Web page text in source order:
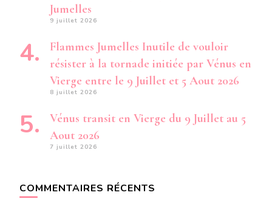
Jumelles
9 juillet 2026
Flammes Jumelles Inutile de vouloir
résister à la tornade initiée par Vénus en
Vierge entre le 9 Juillet et 5 Aout 2026
8 juillet 2026
Vénus transit en Vierge du 9 Juillet au 5
Aout 2026
7 juillet 2026
COMMENTAIRES RÉCENTS